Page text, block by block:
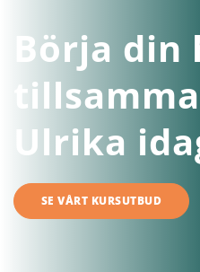
Börja din
Ulrika
SE VÅRT KURSUTBUD